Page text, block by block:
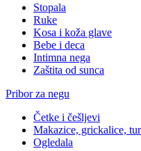
Stopala
Ruke
Kosa i koža glave
Bebe i deca
Intimna nega
Zaštita od sunca
Pribor za negu
Četke i češljevi
Makazice, grickalice,
Ogledala